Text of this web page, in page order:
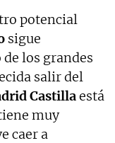
potencial
sigue
los grandes
salir del
Castillaestá
muy
caer a